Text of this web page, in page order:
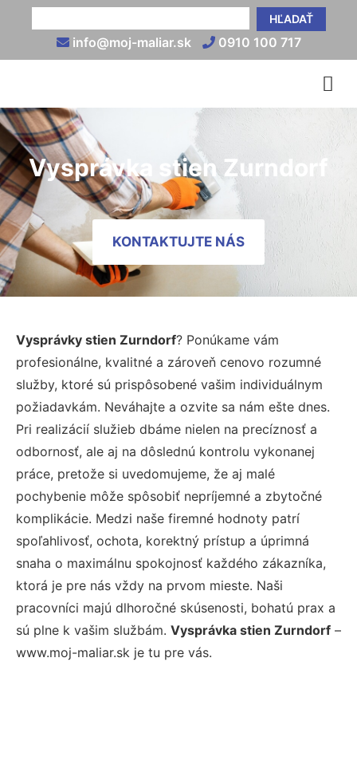
HĽADAŤ
info@moj-maliar.sk 0910 100 717
Vysprávka stien Zurndorf
KONTAKTUJTE NÁS
Vysprávky stien Zurndorf? Ponúkame vám
profesionálne, kvalitné a zároveň cenovo rozumné
služby, ktoré sú prispôsobené vašim individuálnym
požiadavkám. Neváhajte a ozvite sa nám ešte dnes.
Pri realizácií služieb dbáme nielen na precíznosť a
odbornosť, ale aj na dôslednú kontrolu vykonanej
práce, pretože si uvedomujeme, že aj malé
pochybenie môže spôsobiť nepríjemné a zbytočné
komplikácie. Medzi naše firemné hodnoty patrí
spoľahlivosť, ochota, korektný prístup a úprimná
snaha o maximálnu spokojnosť každého zákazníka,
ktorá je pre nás vždy na prvom mieste. Naši
pracovníci majú dlhoročné skúsenosti, bohatú prax a
sú plne k vašim službám. Vysprávka stien Zurndorf –
www.moj-maliar.sk je tu pre vás.